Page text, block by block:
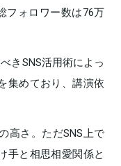
フォロワー数は76万
きSNS活用術によっ
集めており、講演依
高さ。ただSNS上で
手と相思相愛関係と